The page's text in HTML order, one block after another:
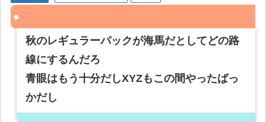
秋のレギュラーパックが海馬だとしてどの路
線にするんだろ
青眼はもう十分だしXYZもこの間やったばっ
かだし